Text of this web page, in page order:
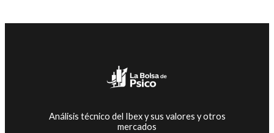
Análisis técnico del Ibex y sus valores y otros
mercados